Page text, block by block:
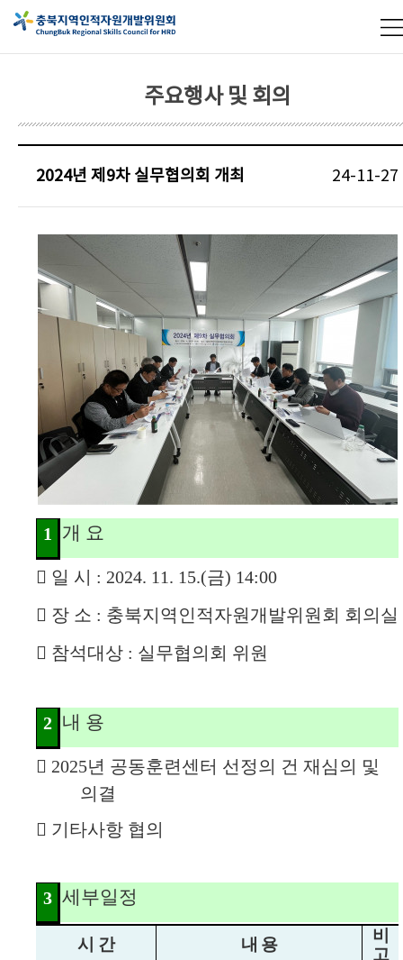
주요행사 및 회의
2024년 제9차 실무협의회 개최 24-11-27
1 개 요
 일 시 : 2024. 11. 15.(금) 14:00
 장 소 : 충북지역인적자원개발위원회 회의실
 참석대상 : 실무협의회 위원
2 내 용
 2025년 공동훈련센터 선정의 건 재심의 및
의결
 기타사항 협의
3 세부일정
시 간 내 용
비
고